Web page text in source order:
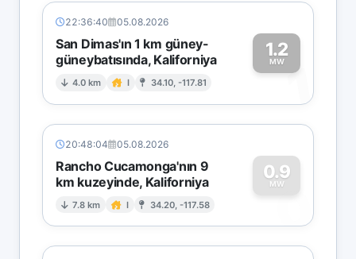
22:36:40 05.08.2026
San Dimas'ın 1 km güney-
güneybatısında, Kaliforniya
4.0 km I 34.10, -117.81
1.2
MW1
20:48:04 05.08.2026
Rancho Cucamonga'nın 9
km kuzeyinde, Kaliforniya
7.8 km I 34.20, -117.58
0.9
MW
0